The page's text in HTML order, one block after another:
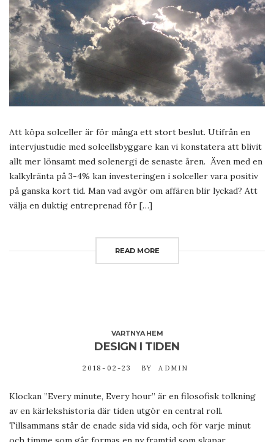
Att köpa solceller är för många ett stort beslut. Utifrån en
intervjustudie med solcellsbyggare kan vi konstatera att blivit
allt mer lönsamt med solenergi de senaste åren. Även med en
kalkylränta på 3-4% kan investeringen i solceller vara positiv
på ganska kort tid. Man vad avgör om affären blir lyckad? Att
välja en duktig entreprenad för […]
READ MORE
VARTNYA HEM
DESIGN I TIDEN
2018-02-23 BY ADMIN
Klockan ”Every minute, Every hour” är en filosofisk tolkning
av en kärlekshistoria där tiden utgör en central roll.
Tillsammans står de enade sida vid sida, och för varje minut